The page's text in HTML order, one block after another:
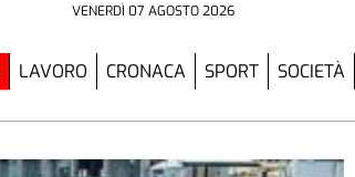
VENERDÌ 07 AGOSTO 2026
LAVORO CRONACA SPORT SOCIETÀ